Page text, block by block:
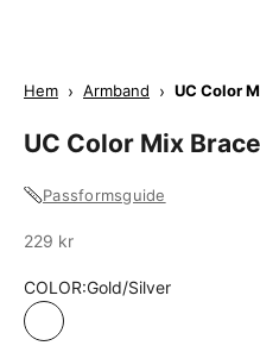
Hem › Armband › UC Color
UC Color Mix
Passformsguide
Sale
229 kr
COLOR:Gold/Silver
Gold/Silver